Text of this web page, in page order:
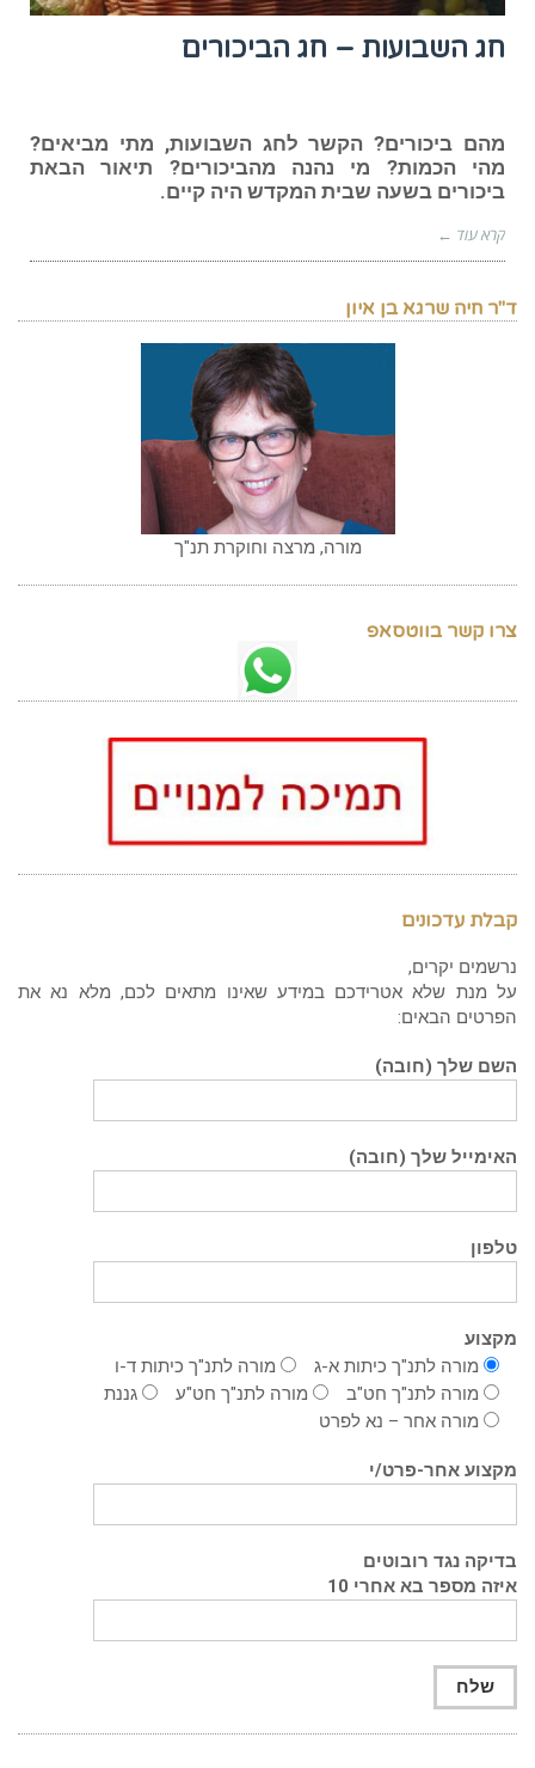
חג השבועות – חג הביכורים
מהם ביכורים? הקשר לחג השבועות, מתי מביאים?
מהי הכמות? מי נהנה מהביכורים? תיאור הבאת
ביכורים בשעה שבית המקדש היה קיים.
קרא עוד ←
ד"ר חיה שרגא בן איון
מורה, מרצה וחוקרת תנ"ך
צרו קשר בווטסאפ
קבלת עדכונים
נרשמים יקרים,
על מנת שלא אטרידכם במידע שאינו מתאים לכם, מלא נא את
הפרטים הבאים:
השם שלך (חובה)
האימייל שלך (חובה)
טלפון
מקצוע
מורה לתנ"ך כיתות א-ג
מורה לתנ"ך כיתות ד-ו
מורה לתנ"ך חט"ב
מורה לתנ"ך חט"ע
גננת
מורה אחר – נא לפרט
מקצוע אחר-פרט/י
בדיקה נגד רובוטים
איזה מספר בא אחרי 10